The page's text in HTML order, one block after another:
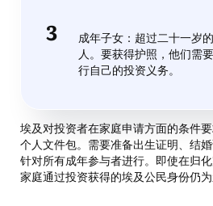
成年子女：超过二十一岁
人。要获得护照，他们需
行自己的投资义务。
埃及对投资者在家庭申请方面的条件
个人文件包。需要准备出生证明、结
针对所有成年参与者进行。即使在归
家庭通过投资获得的埃及公民身份仍为